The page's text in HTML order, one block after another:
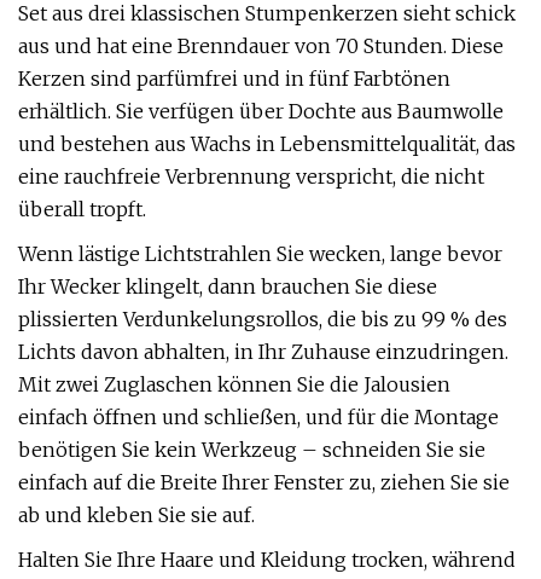
Set aus drei klassischen Stumpenkerzen sieht schick
aus und hat eine Brenndauer von 70 Stunden. Diese
Kerzen sind parfümfrei und in fünf Farbtönen
erhältlich. Sie verfügen über Dochte aus Baumwolle
und bestehen aus Wachs in Lebensmittelqualität, das
eine rauchfreie Verbrennung verspricht, die nicht
überall tropft.
Wenn lästige Lichtstrahlen Sie wecken, lange bevor
Ihr Wecker klingelt, dann brauchen Sie diese
plissierten Verdunkelungsrollos, die bis zu 99 % des
Lichts davon abhalten, in Ihr Zuhause einzudringen.
Mit zwei Zuglaschen können Sie die Jalousien
einfach öffnen und schließen, und für die Montage
benötigen Sie kein Werkzeug – schneiden Sie sie
einfach auf die Breite Ihrer Fenster zu, ziehen Sie sie
ab und kleben Sie sie auf.
Halten Sie Ihre Haare und Kleidung trocken, während